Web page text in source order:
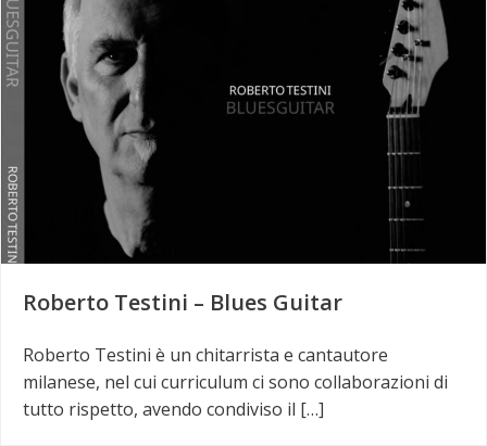
Roberto Testini – Blues Guitar
Roberto Testini è un chitarrista e cantautore
milanese, nel cui curriculum ci sono collaborazioni di
tutto rispetto, avendo condiviso il […]